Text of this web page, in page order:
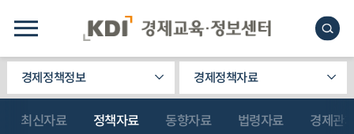
경제정책정보 경제정책자료
최신자료 정책자료 동향자료 법령자료 경제관